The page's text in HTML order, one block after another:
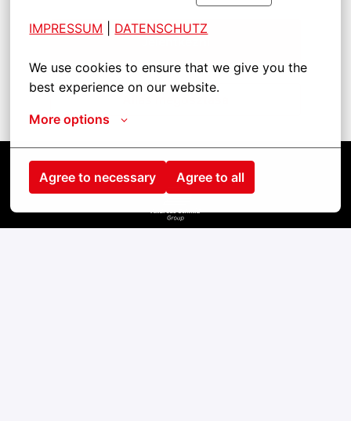
IMPRESSUM DATENSCHUTZ
We use cookies to ensure that we give you the
best experience on our website.
More options
Agree to necessary Agree to all
Kezdőlap